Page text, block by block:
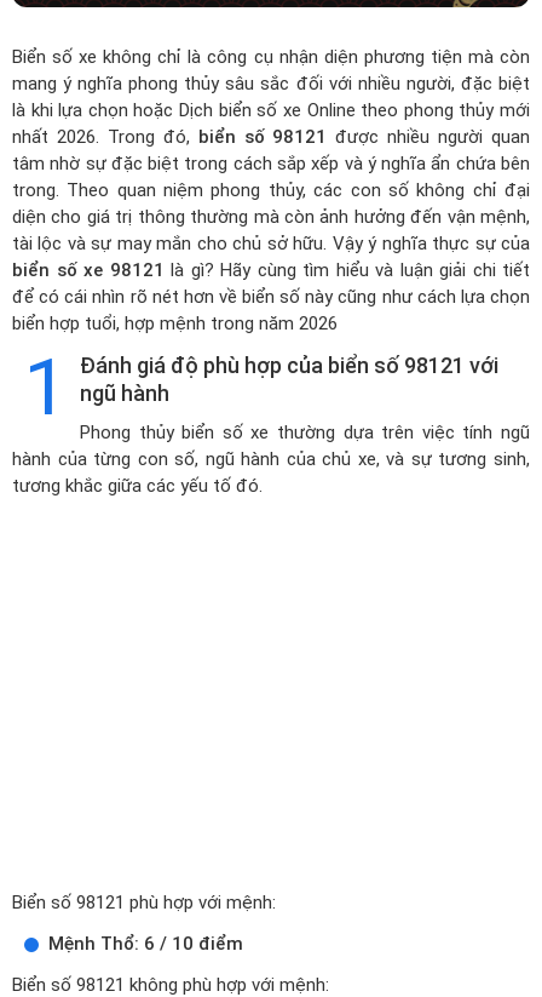
Biển số xe không chỉ là công cụ nhận diện phương tiện mà còn
mang ý nghĩa phong thủy sâu sắc đối với nhiều người, đặc biệt
là khi lựa chọn hoặcDịch biển số xe Online theo phong thủy mới
nhất 2026. Trong đó, biển số 98121 được nhiều người quan
tâm nhờ sự đặc biệt trong cách sắp xếp và ý nghĩa ẩn chứa bên
trong. Theo quan niệm phong thủy, các con số không chỉ đại
diện cho giá trị thông thường mà còn ảnh hưởng đến vận mệnh,
tài lộc và sự may mắn cho chủ sở hữu. Vậy ý nghĩa thực sự của
biển số xe 98121 là gì? Hãy cùng tìm hiểu và luận giải chi tiết
để có cái nhìn rõ nét hơn về biển số này cũng như cách lựa chọn
biển hợp tuổi, hợp mệnh trong năm 2026
1
Đánh giá độ phù hợp của biển số 98121 với
ngũ hành
Phong thủy biển số xe thường dựa trên việc tính ngũ
hành của từng con số, ngũ hành của chủ xe, và sự tương sinh,
tương khắc giữa các yếu tố đó.
Biển số 98121 phù hợp với mệnh:
Mệnh Thổ: 6 / 10 điểm
Biển số 98121 không phù hợp với mệnh: